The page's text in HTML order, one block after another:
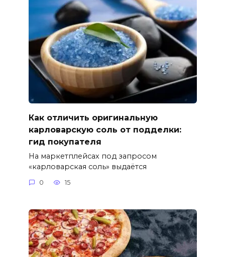
Как отличить оригинальную
карловарскую соль от подделки:
гид покупателя
На маркетплейсах под запросом
«карловарская соль» выдаётся
0 15